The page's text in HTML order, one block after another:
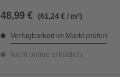
48,99 € (61,24 € / m²)
Verfügbarkeit im Markt prüfen
Nicht online erhältlich